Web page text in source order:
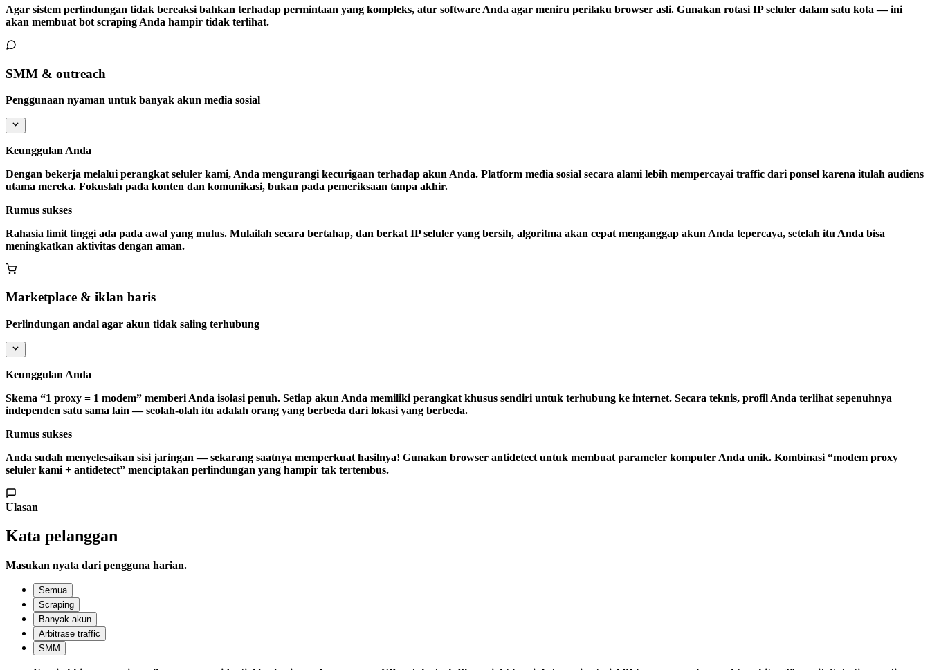
Agar sistem perlindungan tidak bereaksi bahkan terhadap permintaan yang kompleks, atur software Anda agar meniru perilaku browser asli. Gunakan rotasi IP seluler dalam satu kota — ini
akan membuat bot scraping Anda hampir tidak terlihat.
SMM & outreach
Penggunaan nyaman untuk banyak akun media sosial
Keunggulan Anda
Dengan bekerja melalui perangkat seluler kami, Anda mengurangi kecurigaan terhadap akun Anda. Platform media sosial secara alami lebih mempercayai traffic dari ponsel karena itulah audiens
utama mereka. Fokuslah pada konten dan komunikasi, bukan pada pemeriksaan tanpa akhir.
Rumus sukses
Rahasia limit tinggi ada pada awal yang mulus. Mulailah secara bertahap, dan berkat IP seluler yang bersih, algoritma akan cepat menganggap akun Anda tepercaya, setelah itu Anda bisa
meningkatkan aktivitas dengan aman.
Marketplace & iklan baris
Perlindungan andal agar akun tidak saling terhubung
Keunggulan Anda
Skema “1 proxy = 1 modem” memberi Anda isolasi penuh. Setiap akun Anda memiliki perangkat khusus sendiri untuk terhubung ke internet. Secara teknis, profil Anda terlihat sepenuhnya
independen satu sama lain — seolah-olah itu adalah orang yang berbeda dari lokasi yang berbeda.
Rumus sukses
Anda sudah menyelesaikan sisi jaringan — sekarang saatnya memperkuat hasilnya! Gunakan browser antidetect untuk membuat parameter komputer Anda unik. Kombinasi “modem proxy
seluler kami + antidetect” menciptakan perlindungan yang hampir tak tertembus.
Ulasan
Kata pelanggan
Masukan nyata dari pengguna harian.
Semua
Scraping
Banyak akun
Arbitrase traffic
SMM